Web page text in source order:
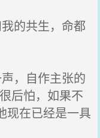
的共生，命都
，自作主张的
后怕，如果不
现在已经是一具